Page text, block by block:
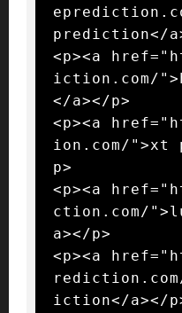
prediction</
<p><a
iction.com/
</a></p>
<p><a
ion.com/">xt
p>
<p><a
ction.com/
a></p>
<p><a
iction</a></